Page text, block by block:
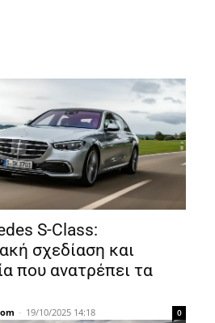
S-Class:
σχεδίαση και
που ανατρέπει τα
- 19/10/2025 14:18 0